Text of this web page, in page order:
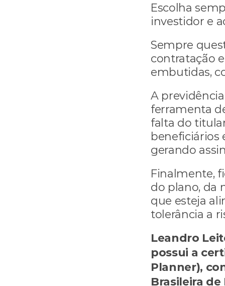
Escolha
investidor e
Sempre
contratação
embutidas,
A
ferramenta
falta do
beneficiários
gerando
Finalmente,
do plano, da
que esteja
tolerância a
Leandro
possui a
Planner),